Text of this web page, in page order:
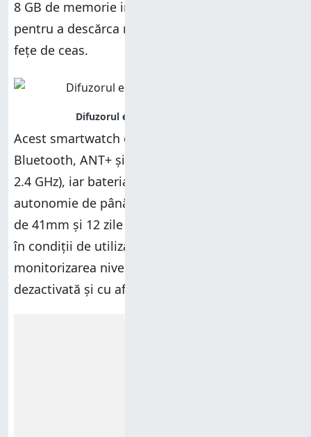
8 GB de memorie integrată pe care o poți folosi
pentru a descărca muzică, a instala aplicații și
fețe de ceas.
Acest smartwatch oferă și conectivitate
Bluetooth, ANT+ și Wi-Fi (doar pe frecvența de
2.4 GHz), iar bateria este din Litiu-ion și oferă o
autonomie de până la 10 zile pentru versiunea
de 41mm și 12 zile pentru cea de 45mm. Asta,
în condiții de utilizare normală cu
monitorizarea nivelului de oxigen din sânge
dezactivată și cu afișajul permanent dezactivat.